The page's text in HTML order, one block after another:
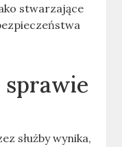
stwarzające
sprawie
służby wynika,